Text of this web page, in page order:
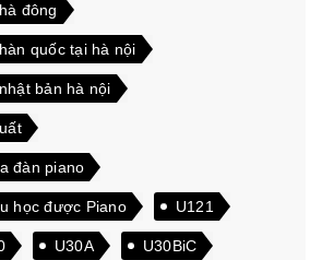
đông
quốc tại hà nội
bản hà nội
đàn piano
học được Piano U121
U30A U30BiC